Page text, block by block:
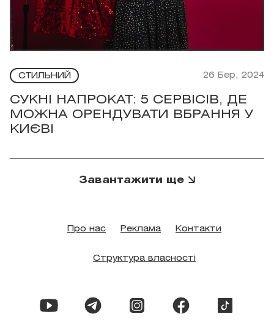
СТИЛЬНИЙ 26 Бер, 2024
СУКНІ НАПРОКАТ: 5 СЕРВІСІВ, ДЕ
МОЖНА ОРЕНДУВАТИ ВБРАННЯ У
КИЄВІ
Завантажити ще
Про нас Реклама Контакти
Структура власності